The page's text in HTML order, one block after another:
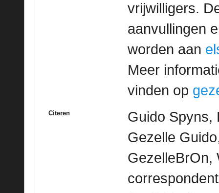
vrijwilligers.
aanvullingen
worden aan
Meer
vinden op
Citeren
Guido Spyns,
Gezelle
GezelleBrOn,